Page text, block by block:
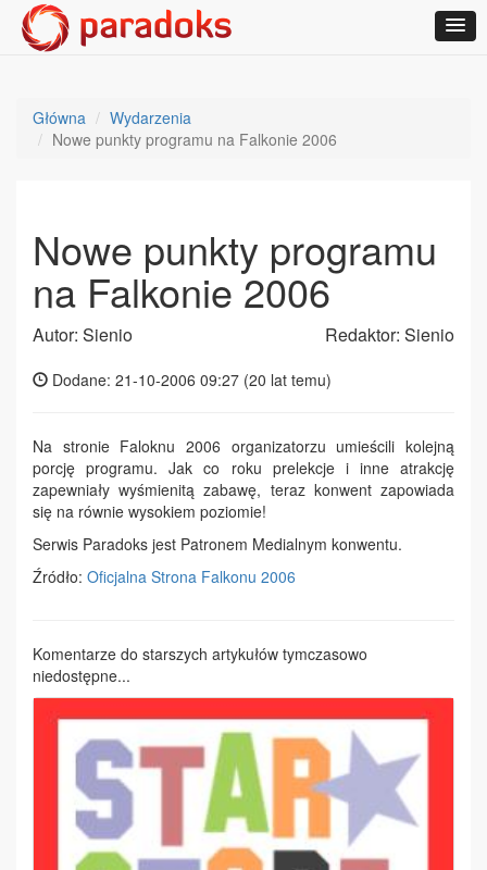
Główna
Wydarzenia
Nowe punkty programu na Falkonie 2006
Nowe punkty programu
na Falkonie 2006
Autor: Sienio Redaktor: Sienio
Dodane: 21-10-2006 09:27 (20 lat temu)
Na stronie Faloknu 2006 organizatorzu umieścili kolejną
porcję programu. Jak co roku prelekcje i inne atrakcję
zapewniały wyśmienitą zabawę, teraz konwent zapowiada
się na równie wysokiem poziomie!
Serwis Paradoks jest Patronem Medialnym konwentu.
Źródło: Oficjalna Strona Falkonu 2006
Komentarze do starszych artykułów tymczasowo
niedostępne...